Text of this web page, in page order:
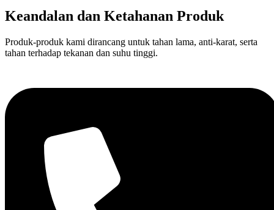
Keandalan dan Ketahanan Produk
Produk-produk kami dirancang untuk tahan lama, anti-karat, serta
tahan terhadap tekanan dan suhu tinggi.